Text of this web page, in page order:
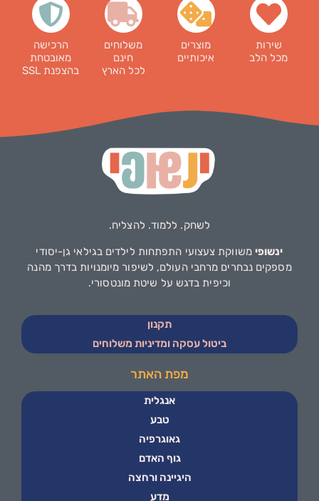
שירות
מכל הלב
מוצרים
איכותיים
משלוחים
חינם
לכל הארץ
הרכישה
מאובטחת
בהצפנת SSL
לשחק. ללמוד. להצליח.
ינשופי משווקת צעצועי התפתחות לילדים בגילאי גן-יסודי
מספקים נבחרים מרחבי העולם, לשיפור מיומנויות בדרך מהנה
וכיפית בדגש על שיטת מונטסורי.
תקנון
ביטול עסקה ומדיניות משלוחים
מפת האתר
אנגלית
טבע
גאוגרפיה
גוף האדם
היגיינה ורחצה
מדע